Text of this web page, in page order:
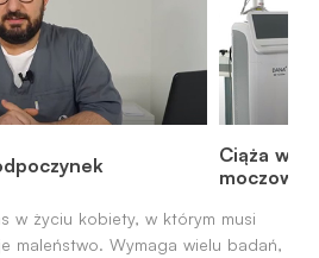
Ciąża w
w życiu kobiety, w którym musi
maleństwo. Wymaga wielu badań,